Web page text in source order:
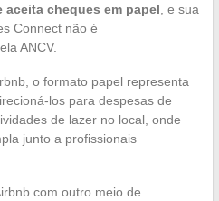
aceita cheques em papel, e sua
Connect não é
ANCV.
o formato papel representa
los para despesas de
de lazer no local, onde
junto a profissionais
com outro meio de